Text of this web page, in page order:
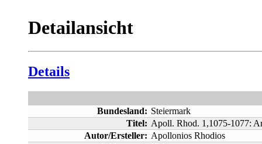
Detailansicht
Details
Bundesland: Steiermark
Titel: Apoll. Rhod. 1,1075-1077:
Autor/Ersteller: Apollonios Rhodios